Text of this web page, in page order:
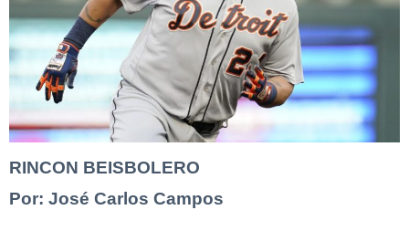
RINCON BEISBOLERO
Por: José Carlos Campos